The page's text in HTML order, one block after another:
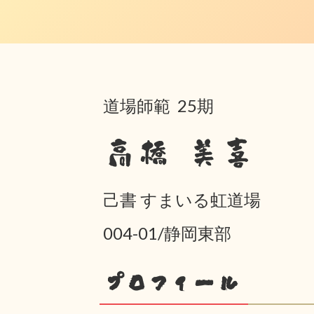
道場師範 25期
高橋 美喜
己書 すまいる虹道場
004-01/静岡東部
プロフィール